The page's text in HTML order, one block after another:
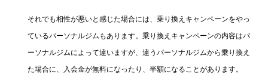
それでも相性が悪いと感じた場合には、乗り換えキャンペーンをやっ
ているパーソナルジムもあります。乗り換えキャンペーンの内容はパ
ーソナルジムによって違いますが、違うパーソナルジムから乗り換え
た場合に、入会金が無料になったり、半額になることがあります。